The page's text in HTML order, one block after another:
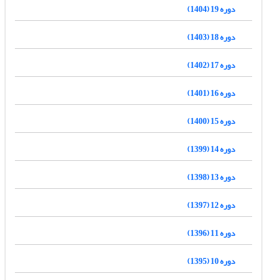
دوره 19 (1404)
دوره 18 (1403)
دوره 17 (1402)
دوره 16 (1401)
دوره 15 (1400)
دوره 14 (1399)
دوره 13 (1398)
دوره 12 (1397)
دوره 11 (1396)
دوره 10 (1395)